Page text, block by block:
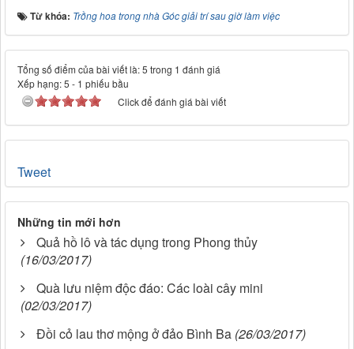
Từ khóa: Trồng hoa trong nhà Góc giải trí sau giờ làm việc
Tổng số điểm của bài viết là: 5 trong 1 đánh giá
Xếp hạng:5 - 1 phiếu bầu
Click để đánh giá bài viết
Tweet
Những tin mới hơn
Quả hồ lô và tác dụng trong Phong thủy
(16/03/2017)
Quà lưu niệm độc đáo: Các loài cây mini
(02/03/2017)
Đồi cỏ lau thơ mộng ở đảo Bình Ba (26/03/2017)